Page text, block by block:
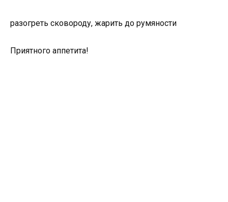
разогреть сковороду, жарить до румяности
Приятного аппетита!